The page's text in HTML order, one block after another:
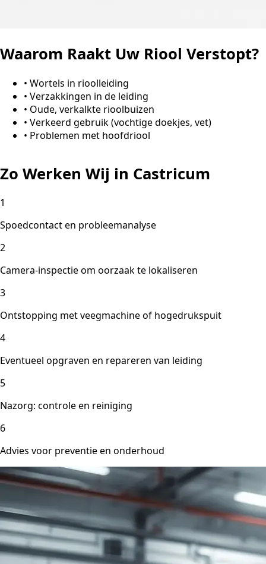
Waarom Raakt Uw Riool Verstopt?
• Wortels in rioolleiding
• Verzakkingen in de leiding
• Oude, verkalkte rioolbuizen
• Verkeerd gebruik (vochtige doekjes, vet)
• Problemen met hoofdriool
Zo Werken Wij in Castricum
1
Spoedcontact en probleemanalyse
2
Camera-inspectie om oorzaak te lokaliseren
3
Ontstopping met veegmachine of hogedrukspuit
4
Eventueel opgraven en repareren van leiding
5
Nazorg: controle en reiniging
6
Advies voor preventie en onderhoud